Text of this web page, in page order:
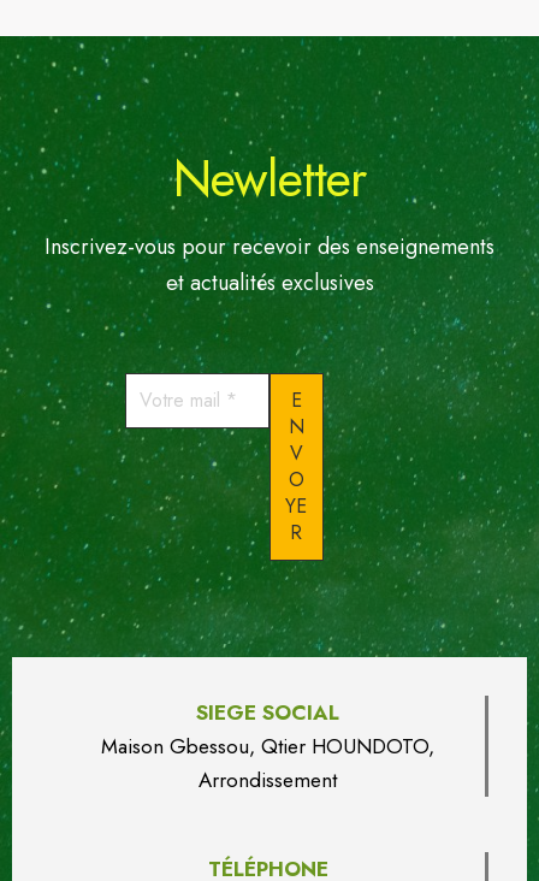
Newletter
Inscrivez-vous pour recevoir des enseignements
et actualités exclusives
Votre
mail
SIEGE SOCIAL
Maison Gbessou, Qtier HOUNDOTO,
Arrondissement
TÉLÉPHONE